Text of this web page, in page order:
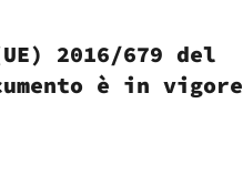
2016/679 del
è in vigore